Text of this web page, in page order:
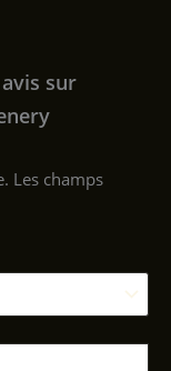
sur
Les champs